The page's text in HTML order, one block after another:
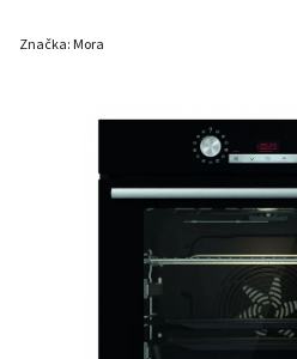
Značka: Mora